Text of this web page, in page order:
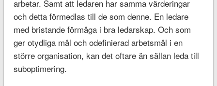
arbetar. Samt att ledaren har samma värderingar
och detta förmedlas till de som denne. En ledare
med bristande förmåga i bra ledarskap. Och som
ger otydliga mål och odefinierad arbetsmål i en
större organisation, kan det oftare än sällan leda till
suboptimering.